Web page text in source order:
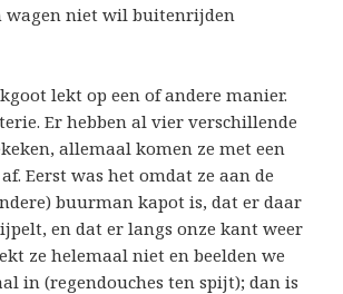
wagen niet wil buitenrijden
lekt op een of andere manier.
Er hebben al vier verschillende
allemaal komen ze met een
Eerst was het omdat ze aan de
buurman kapot is, dat er daar
en dat er langs onze kant weer
ze helemaal niet en beelden we
in (regendouches ten spijt); dan is